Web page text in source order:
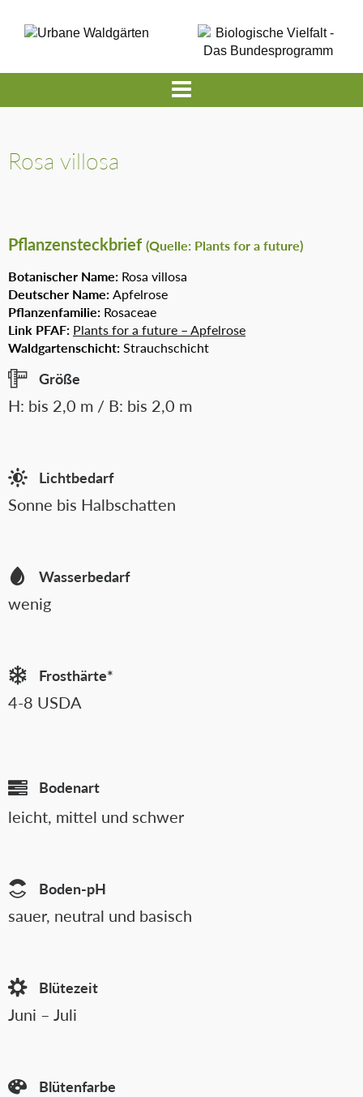
Rosa villosa
Pflanzensteckbrief (Quelle: Plants for a future)
Botanischer Name: Rosa villosa
Deutscher Name:Apfelrose
Pflanzenfamilie: Rosaceae
Link PFAF: Plants for a future – Apfelrose
Waldgartenschicht:Strauchschicht
Größe
H: bis 2,0 m / B: bis 2,0 m
Lichtbedarf
Sonne bis Halbschatten
Wasserbedarf
wenig
Frosthärte*
4-8 USDA
Bodenart
leicht, mittel und schwer
Boden-pH
sauer, neutral und basisch
Blütezeit
Juni – Juli
Blütenfarbe